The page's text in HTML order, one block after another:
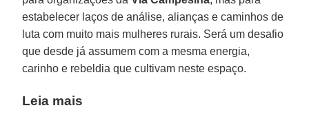
estabelecer laços de análise, alianças e caminhos de
luta com muito mais mulheres rurais. Será um desafio
que desde já assumem com a mesma energia,
carinho e rebeldia que cultivam neste espaço.
Leia mais